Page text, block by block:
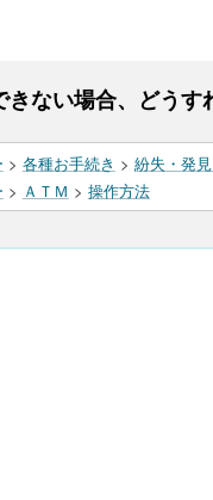
ない場合、どうす
> 各種お手続き > 紛失・発
> ＡＴＭ > 操作方法